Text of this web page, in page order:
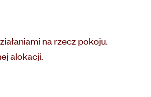
na rzecz pokoju.
alokacji.